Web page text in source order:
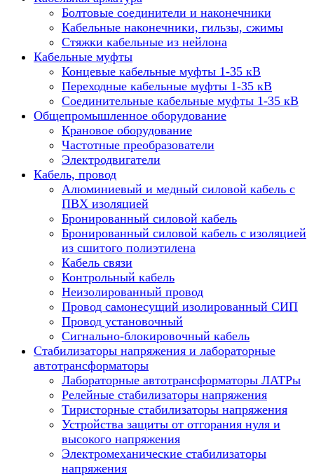
Болтовые соединители и наконечники
Кабельные наконечники, гильзы, сжимы
Стяжки кабельные из нейлона
Кабельные муфты
Концевые кабельные муфты 1-35 кВ
Переходные кабельные муфты 1-35 кВ
Соединительные кабельные муфты 1-35 кВ
Общепромышленное оборудование
Крановое оборудование
Частотные преобразователи
Электродвигатели
Кабель, провод
Алюминиевый и медный силовой кабель с
ПВХ изоляцией
Бронированный силовой кабель
Бронированный силовой кабель с изоляцией
из сшитого полиэтилена
Кабель связи
Контрольный кабель
Неизолированный провод
Провод самонесущий изолированный СИП
Провод установочный
Сигнально-блокировочный кабель
Стабилизаторы напряжения и лабораторные
автотрансформаторы
Лабораторные автотрансформаторы ЛАТРы
Релейные стабилизаторы напряжения
Тиристорные стабилизаторы напряжения
Устройства защиты от отгорания нуля и
высокого напряжения
Электромеханические стабилизаторы
напряжения